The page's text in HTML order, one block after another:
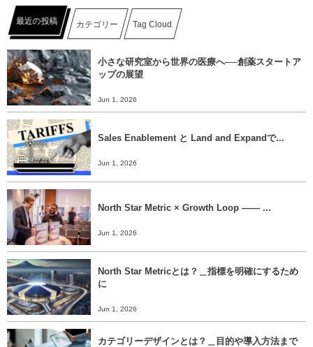
最近の投稿 カテゴリー Tag Cloud
小さな研究室から世界の医療へ──創薬スタートア
ップの展望
Jun 1, 2026
Sales Enablement と Land and Expandで...
Jun 1, 2026
North Star Metric × Growth Loop ―― ...
Jun 1, 2026
North Star Metricとは？＿指標を明確にするため
に
Jun 1, 2026
カテゴリーデザインとは？＿目的や導入方法まで